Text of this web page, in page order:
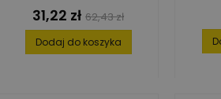
Cena
31,22 zł Cena
podstawowa
62,43 zł
Dodaj do koszyka